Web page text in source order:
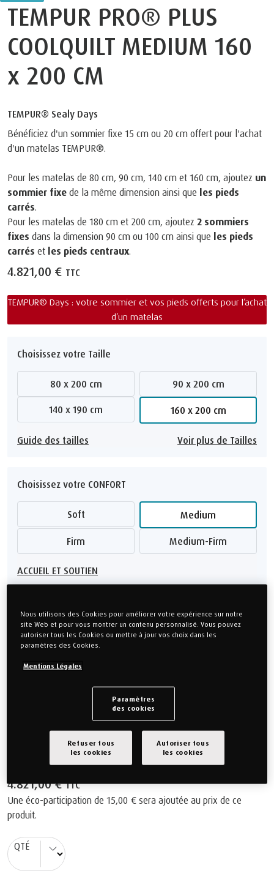
TEMPUR PRO® PLUS
COOLQUILT MEDIUM 160
x 200 CM
TEMPUR® Sealy Days
Bénéficiez d'un sommier fixe 15 cm ou 20 cm offert pour l'achat
d'un matelas TEMPUR®.
Pour les matelas de 80 cm, 90 cm, 140 cm et 160 cm, ajoutez un
sommier fixe de la même dimension ainsi que les pieds
carrés.
Pour les matelas de 180 cm et 200 cm, ajoutez 2 sommiers
fixes dans la dimension 90 cm ou 100 cm ainsi que les pieds
carrés et les pieds centraux.
4.821,00 € TTC
TEMPUR® Days : votre sommier et vos pieds offerts pour l’achat
d’un matelas
Choisissez votre Taille
80 x 200 cm 90 x 200 cm
140 x 190 cm 160 x 200 cm
Guide des tailles Voir plus de Tailles
Choisissez votre CONFORT
Soft Medium
Firm Medium-Firm
ACCUEIL ET SOUTIEN
Choisissez votre Épaisseur
PRO Luxe 32 cm
Matériau TEMPUR® ADVANCED
Technologie CoolQuilt™
Fabriqué au Danemark
OEKO-TEX® Made in Green
10 ans de Garantie
4.821,00 €TTC
Une éco-participation de 15,00 € sera ajoutée au prix de ce
produit.
QTÉ
Nous utilisons des Cookies pour améliorer votre expérience sur notre
site Web et pour vous montrer un contenu personnalisé. Vous pouvez
autoriser tous les Cookies ou mettre à jour vos choix dans les
paramètres des Cookies.
Mentions Légales
Paramètres
des cookies
Refuser tous
les cookies
Autoriser tous
les cookies